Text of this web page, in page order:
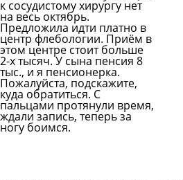
к сосудистому хирургу нет
на весь октябрь.
Предложила идти платно в
центр флебологии. Приём в
этом центре стоит больше
2-х тысяч. У сына пенсия 8
тыс., и я пенсионерка.
Пожалуйста, подскажите,
куда обратиться. С
пальцами протянули время,
ждали запись, теперь за
ногу боимся.